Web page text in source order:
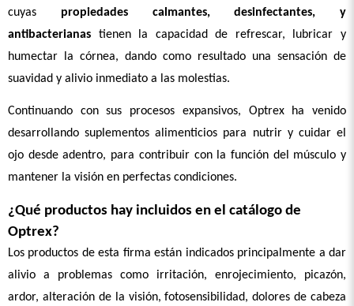
cuyas propiedades calmantes, desinfectantes, y
antibacterianas tienen la capacidad de refrescar, lubricar y
humectar la córnea, dando como resultado una sensación de
suavidad y alivio inmediato a las molestias.
Continuando con sus procesos expansivos, Optrex ha venido
desarrollando suplementos alimenticios para nutrir y cuidar el
ojo desde adentro, para contribuir con la función del músculo y
mantener la visión en perfectas condiciones.
¿Qué productos hay incluidos en el catálogo de
Optrex?
Los productos de esta firma están indicados principalmente a dar
alivio a problemas como irritación, enrojecimiento, picazón,
ardor, alteración de la visión, fotosensibilidad, dolores de cabeza